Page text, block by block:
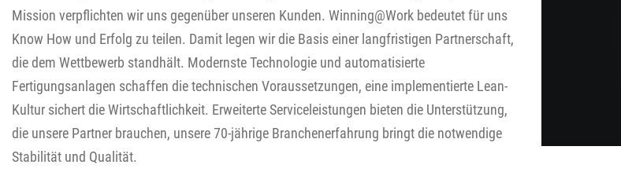
Mission verpflichten wir uns gegenüber unseren Kunden. Winning@Work bedeutet für uns
Know How und Erfolg zu teilen. Damit legen wir die Basis einer langfristigen Partnerschaft,
die dem Wettbewerb standhält. Modernste Technologie und automatisierte
Fertigungsanlagen schaffen die technischen Voraussetzungen, eine implementierte Lean-
Kultur sichert die Wirtschaftlichkeit. Erweiterte Serviceleistungen bieten die Unterstützung,
die unsere Partner brauchen, unsere 70-jährige Branchenerfahrung bringt die notwendige
Stabilität und Qualität.